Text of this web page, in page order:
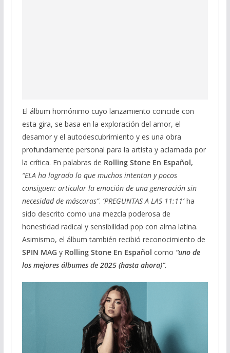
El álbum homónimo cuyo lanzamiento coincide con
esta gira, se basa en la exploración del amor, el
desamor y el autodescubrimiento y es una obra
profundamente personal para la artista y aclamada por
la crítica. En palabras de Rolling Stone En Español,
“ELA ha logrado lo que muchos intentan y pocos
consiguen: articular la emoción de una generación sin
necesidad de máscaras”. ‘PREGUNTAS A LAS 11:11’ha
sido descrito como una mezcla poderosa de
honestidad radical y sensibilidad pop con alma latina.
Asimismo, el álbum también recibió reconocimiento de
SPIN MAG y Rolling Stone En Español como “uno de
los mejores álbumes de 2025 (hasta ahora)”.